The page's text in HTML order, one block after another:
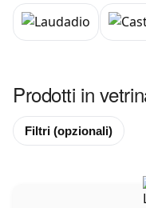
Prodotti in
Filtri (opzionali)